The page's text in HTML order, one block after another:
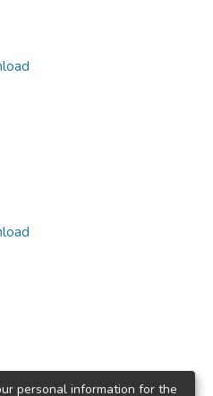
personal information for the